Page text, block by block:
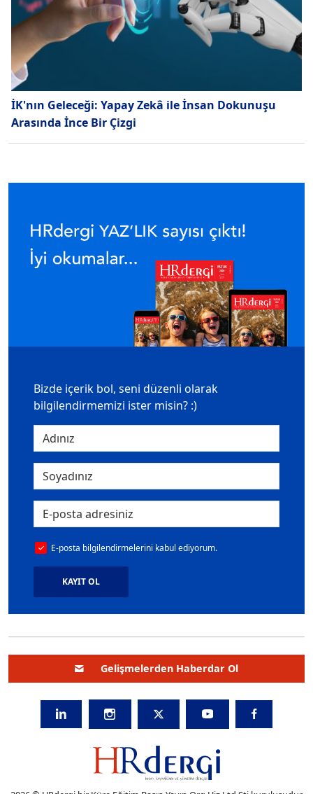
İK'nın Geleceği: Yapay Zekâ ile İnsan Dokunuşu
Arasında İnce Bir Çizgi
Bizde içerik bol, seni düzenli olarak
bilgilendirmemizi ister misin? :)
E-posta bilgilendirmelerini kabul ediyorum.
KAYIT OL
Gelişmelerden Haberdar Ol